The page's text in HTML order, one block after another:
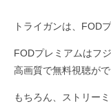
トライガンは、FOD
FODプレミアムはフ
高画質で無料視聴がで
もちろん、ストリー